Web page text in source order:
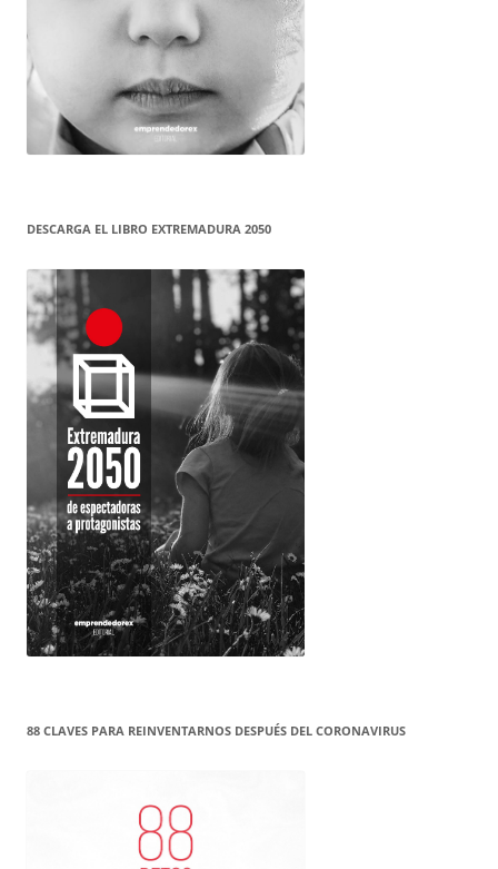
DESCARGA EL LIBRO EXTREMADURA 2050
88 CLAVES PARA REINVENTARNOS DESPUÉS DEL CORONAVIRUS